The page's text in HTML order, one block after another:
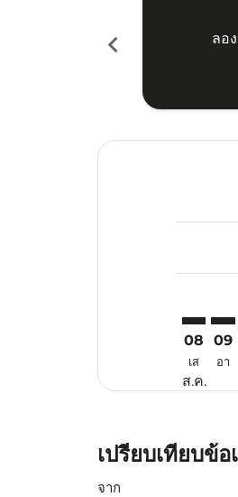
chevron_left
ลอ
08
เส
ส.ค.
09
อา
เปรียบเทียบข้
จาก